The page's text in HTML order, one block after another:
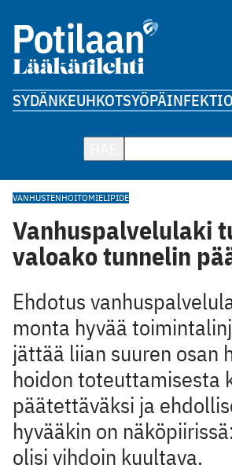
SYDÄNKEUHKOTSYÖPÄ
VANHUSTENHOITOMIELIPIDE
Vanhuspalvelulaki
valoako tunnelin
Ehdotus
monta hyvää
jättää liian suuren osan
hoidon toteuttamisesta
päätettäväksi ja
hyvääkin on
olisi vihdoin kuultava.